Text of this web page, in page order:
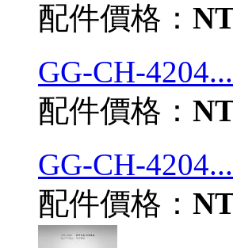
配件價格：
GG-CH-4204...
配件價格：
GG-CH-4204...
配件價格：